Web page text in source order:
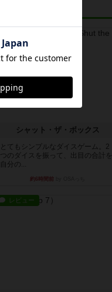
シャット・ザ・ボックス
とてもシンプルなダイスゲーム。2
つのダイスを振って、出目の合計を
自分の...
約6時間前
レビュー